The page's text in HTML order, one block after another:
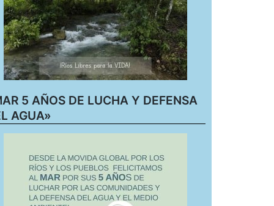
5 AÑOS DE LUCHA Y DEFENSA
AGUA»